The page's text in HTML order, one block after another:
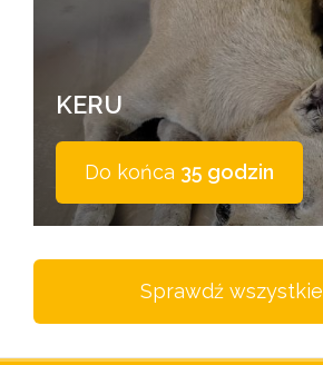
KERU
Do końca 35 godzin
Sprawdź wszystkie